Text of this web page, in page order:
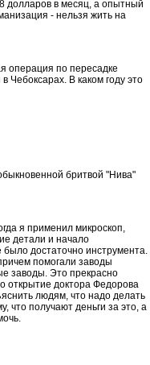
долларов в месяц, а опытный
- нельзя жить на
операция по пересадке
Чебоксарах. В каком году это
бритвой "Нива"
я применил микроскоп,
детали и начало
достаточно инструмента.
помогали заводы
заводы. Это прекрасно
открытие доктора Федорова
людям, что надо делать
что получают деньги за это, а